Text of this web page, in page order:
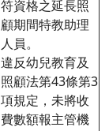
符資格之延長照
顧期間特教助理
人員。
違反幼兒教育及
照顧法第43條第3
項規定，未將收
費數額報主管機